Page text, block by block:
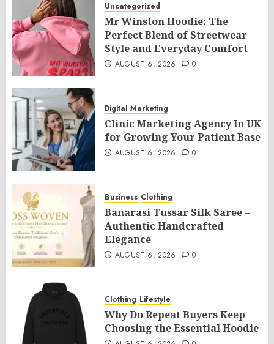
Uncategorized
Mr Winston Hoodie: The
Perfect Blend of Streetwear
Style and Everyday Comfort
AUGUST 6, 2026 0
Digital Marketing
Clinic Marketing Agency In UK
for Growing Your Patient Base
AUGUST 6, 2026 0
Business Clothing
Banarasi Tussar Silk Saree –
Authentic Handcrafted
Elegance
AUGUST 6, 2026 0
Clothing Lifestyle
Why Do Repeat Buyers Keep
Choosing the Essential Hoodie